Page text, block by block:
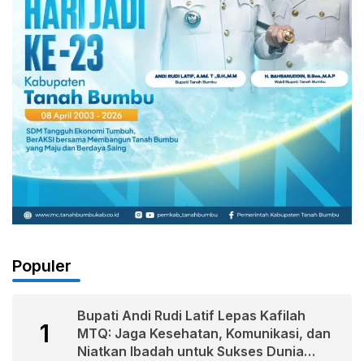
Populer
1
Bupati Andi Rudi Latif Lepas Kafilah
MTQ: Jaga Kesehatan, Komunikasi, dan
Niatkan Ibadah untuk Sukses Dunia